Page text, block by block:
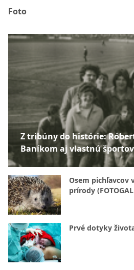
Foto
Z tribúny do histórie:
Baníkom aj vlastnú
Osem pichľavcov
prírody
Prvé dotyky